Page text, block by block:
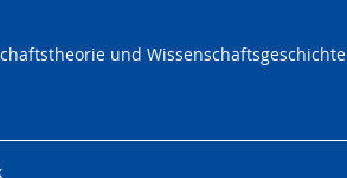
und Wissenschaftsgeschichte